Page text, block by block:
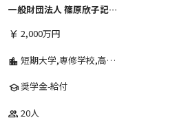
一般財団法人 篠原欣子記念財団 (海外留学奨学金グループ)
currency_yen 2,000万円
location_city 短期大学,専修学校,高等専門学校,その他,高等学校,大学院,大学
school奨学金-給付
group 20人